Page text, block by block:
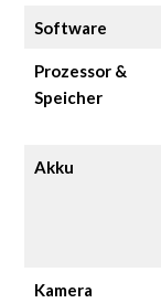
Software
Prozessor &
Speicher
Akku
Kamera